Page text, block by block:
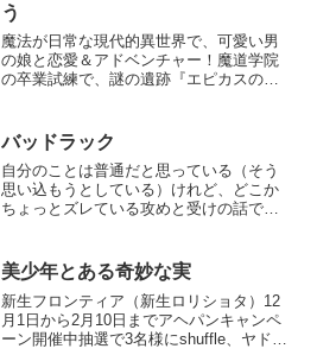
う
魔法が日常な現代的異世界で、可愛い男
の娘と恋愛＆アドベンチャー！魔道学院
の卒業試練で、謎の遺跡『エピカスの遺
タ。それは、卒業のお祭り半分行われる
のヌルいものだったはず――。でも、そ
こには意外な謎と、ドキドキの事件が勃
発して……。最後に「好き」になるの
は、男の娘？それとも。性転換要素も隠
冒険者のカズマとオトコの娘シイタ、両
ンチャーです。※HCG15枚、差分100枚
超、Hシーンは13、プレイ時間は6〜8時
間程度です。
バッドラック
自分のことは普通だと思っている（そう
思い込もうとしている）けれど、どこか
ちょっとズレている攻めと受けの話で
し）、宗教的なもの、イマジナリーフレ
ンドなど様々な表現が含まれます。いつ
も以上に何でも大丈夫な方向けです。当
たり前ですがフィクションで実在のもの
とは一切関係ないです。（2022年10月に
美少年とある奇妙な実
新生フロンティア（新生ロリショタ）12
月1日から2月10日までアヘパンキャンペ
ーン開催中抽選で3名様にshuffle、ヤドク